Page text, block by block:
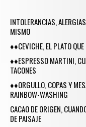
INTOLERANCIAS,
MISMO
♦♦CEVICHE, EL PLATO
♦♦ESPRESSO MARTINI,
TACONES
♦♦ORGULLO, COPAS Y
RAINBOW-WASHING
CACAO DE ORIGEN,
DE PAISAJE